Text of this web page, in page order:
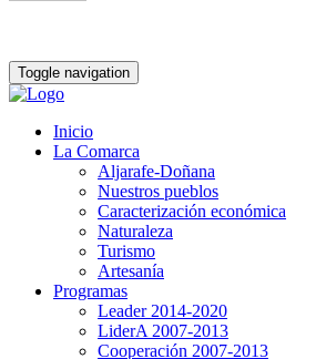
Toggle navigation
Inicio
La Comarca
Aljarafe-Doñana
Nuestros pueblos
Caracterización económica
Naturaleza
Turismo
Artesanía
Programas
Leader 2014-2020
LiderA 2007-2013
Cooperación 2007-2013